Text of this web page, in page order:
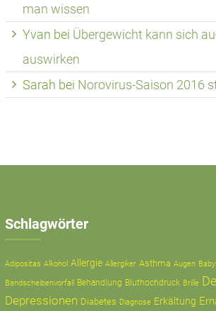
man wissen
Yvan bei Übergewicht kann sich
auswirken
Sarah bei Norovirus-Saison 2016
Schlagwörter
Adipositas Alkohol Allergie Allergiker Asthma Augen
Bandscheibenvorfall Behandlung Bluthochdruck Brille
Depressionen Diabetes Diagnose Erkältung